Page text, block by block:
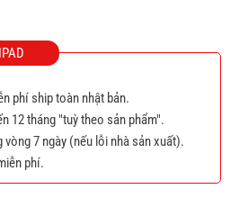
phí ship toàn nhật bản.
12 tháng "tuỳ theo sản phẩm".
7 ngày (nếu lỗi nhà sản xuất).
phí.
lượng